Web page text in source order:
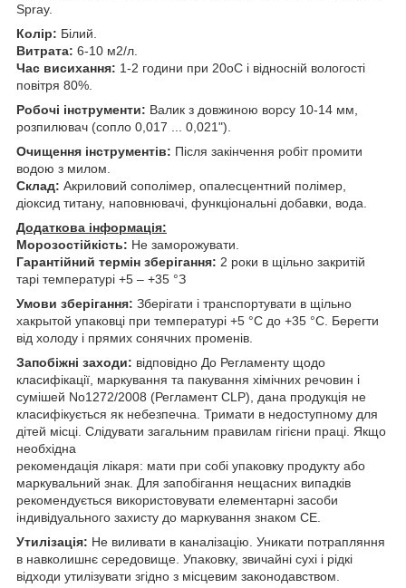
Spray.
Колір: Білий.
Витрата: 6-10 м2/л.
Час висихання: 1-2 години при 20оС і відносній вологості
повітря 80%.
Робочі інструменти: Валик з довжиною ворсу 10-14 мм,
розпилювач (сопло 0,017 ... 0,021").
Очищення інструментів: Після закінчення робіт промити
водою з милом.
Склад: Акриловий сополімер, опалесцентний полімер,
діоксид титану, наповнювачі, функціональні добавки, вода.
Додаткова інформація:
Морозостійкість: Не заморожувати.
Гарантійний термін зберігання: 2 роки в щільно закритій
тарі температурі +5 – +35 °З
Умови зберігання: Зберігати і транспортувати в щільно
хакрытой упаковці при температурі +5 °С до +35 °C. Берегти
від холоду і прямих сонячних променів.
Запобіжні заходи: відповідно До Регламенту щодо
класифікації, маркування та пакування хімічних речовин і
сумішей No1272/2008 (Регламент CLP), дана продукція не
класифікується як небезпечна. Тримати в недоступному для
дітей місці. Слідувати загальним правилам гігієни праці. Якщо
необхідна
рекомендація лікаря: мати при собі упаковку продукту або
маркувальний знак. Для запобігання нещасних випадків
рекомендується використовувати елементарні засоби
індивідуального захисту до маркування знаком СЕ.
Утилізація: Не виливати в каналізацію. Уникати потрапляння
в навколишнє середовище. Упаковку, звичайні сухі і рідкі
відходи утилізувати згідно з місцевим законодавством.